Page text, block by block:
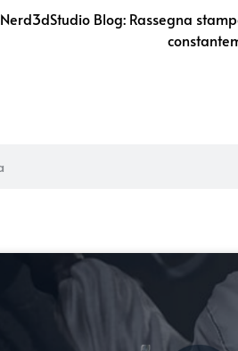
Nerd3dStudio Blog: Rassegna